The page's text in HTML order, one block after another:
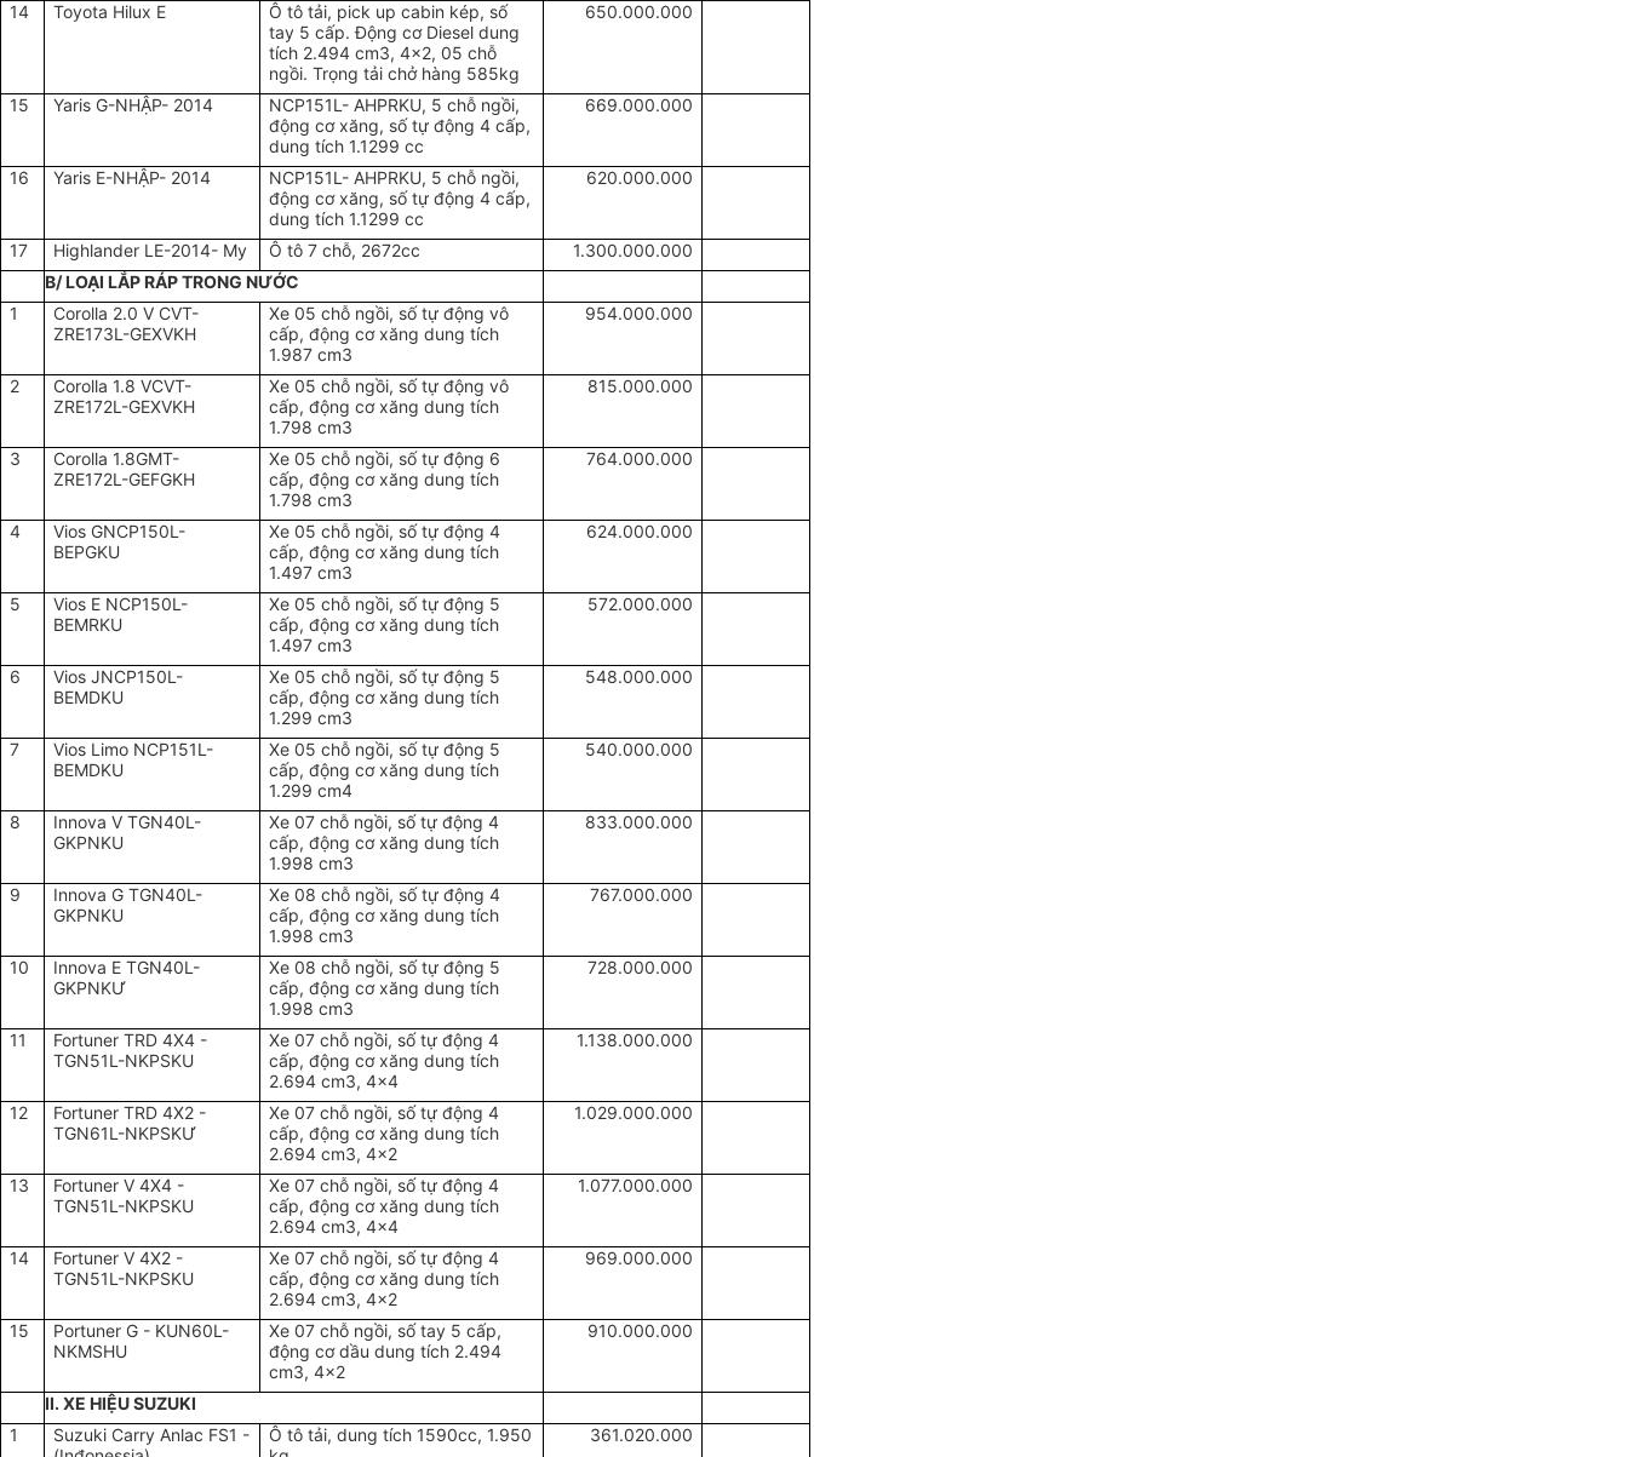
14 Toyota Hilux E
Ô tô tải, pick up cabin kép, số
tay 5 cấp. Động cơ Diesel dung
tích 2.494 cm3, 4x2, 05 chỗ
ngồi. Trọng tải chở hàng 585kg
650.000.000
15 Yaris G-NHẬP- 2014
NCP151L- AHPRKU, 5 chỗ ngồi,
động cơ xăng, số tự động 4 cấp,
dung tích 1.1299 cc
669.000.000
16 Yaris E-NHẬP- 2014
NCP151L- AHPRKU, 5 chỗ ngồi,
động cơ xăng, số tự động 4 cấp,
dung tích 1.1299 cc
620.000.000
17 Highlander LE-2014- My Ô tô 7 chỗ, 2672cc
1.300.000.000
B/ LOẠI LẮP RÁP TRONG NƯỚC
1
Corolla 2.0 V CVT-
ZRE173L-GEXVKH
Xe 05 chỗ ngồi, số tự động vô
cấp, động cơ xăng dung tích
1.987 cm3
954.000.000
2
Corolla 1.8 VCVT-
ZRE172L-GEXVKH
Xe 05 chỗ ngồi, số tự động vô
cấp, động cơ xăng dung tích
1.798 cm3
815.000.000
3
Corolla 1.8GMT-
ZRE172L-GEFGKH
Xe 05 chỗ ngồi, số tự động 6
cấp, động cơ xăng dung tích
1.798 cm3
764.000.000
4
Vios GNCP150L-
BEPGKU
Xe 05 chỗ ngồi, số tự động 4
cấp, động cơ xăng dung tích
1.497 cm3
624.000.000
5
Vios E NCP150L-
BEMRKU
Xe 05 chỗ ngồi, số tự động 5
cấp, động cơ xăng dung tích
1.497 cm3
572.000.000
6
Vios JNCP150L-
BEMDKU
Xe 05 chỗ ngồi, số tự động 5
cấp, động cơ xăng dung tích
1.299 cm3
548.000.000
7
Vios Limo NCP151L-
BEMDKU
Xe 05 chỗ ngồi, số tự động 5
cấp, động cơ xăng dung tích
1.299 cm4
540.000.000
8
Innova V TGN40L-
GKPNKU
Xe 07 chỗ ngồi, số tự động 4
cấp, động cơ xăng dung tích
1.998 cm3
833.000.000
9
Innova G TGN40L-
GKPNKU
Xe 08 chỗ ngồi, số tự động 4
cấp, động cơ xăng dung tích
1.998 cm3
767.000.000
10
Innova E TGN40L-
GKPNKƯ
Xe 08 chỗ ngồi, số tự động 5
cấp, động cơ xăng dung tích
1.998 cm3
728.000.000
11
Fortuner TRD 4X4 -
TGN51L-NKPSKU
Xe 07 chỗ ngồi, số tự động 4
cấp, động cơ xăng dung tích
2.694 cm3, 4x4
1.138.000.000
12
Fortuner TRD 4X2 -
TGN61L-NKPSKƯ
Xe 07 chỗ ngồi, số tự động 4
cấp, động cơ xăng dung tích
2.694 cm3, 4x2
1.029.000.000
13
Fortuner V 4X4 -
TGN51L-NKPSKU
Xe 07 chỗ ngồi, số tự động 4
cấp, động cơ xăng dung tích
2.694 cm3, 4x4
1.077.000.000
14
Fortuner V 4X2 -
TGN51L-NKPSKU
Xe 07 chỗ ngồi, số tự động 4
cấp, động cơ xăng dung tích
2.694 cm3, 4x2
969.000.000
15
Portuner G - KUN60L-
NKMSHU
Xe 07 chỗ ngồi, số tay 5 cấp,
động cơ dầu dung tích 2.494
cm3, 4x2
910.000.000
II. XE HIỆU SUZUKI
1
Suzuki Carry Anlac FS1 -
Ô tô tải, dung tích 1590cc, 1.950
361.020.000